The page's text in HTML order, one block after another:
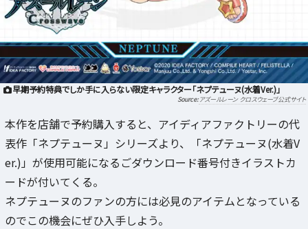
早期予約特典でしか手に入らない限定キャラクター「ネプテューヌ(水着Ver.)」
アズールレーン クロスウェーブ公式サイト
本作を店舗で予約購入すると、アイディアファクトリーの代
表作「ネプテューヌ」シリーズより、「ネプテューヌ(水着V
er.)」が使用可能になるごダウンロード番号付きイラストカ
ードが付いてくる。
ネプテューヌのファンの方には必見のアイテムとなっている
のでこの機会にぜひ入手しよう。